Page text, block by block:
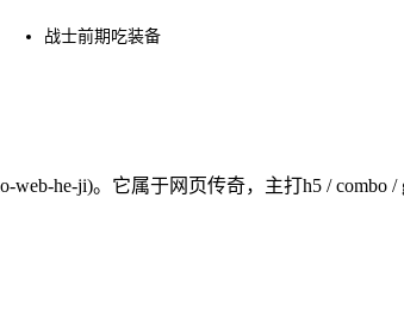
战士前期吃装备
he-ji)。它属于网页传奇，主打h5 / combo /